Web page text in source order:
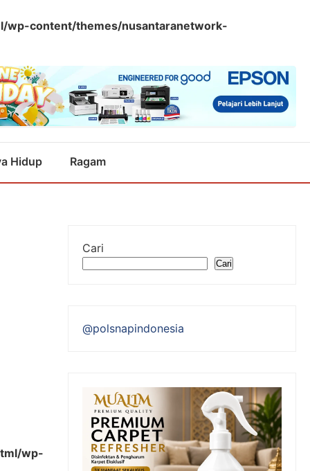
wp-content/themes/nusantaranetwork-
Hidup Ragam
wp-
Cari
Cari
@polsnapindonesia